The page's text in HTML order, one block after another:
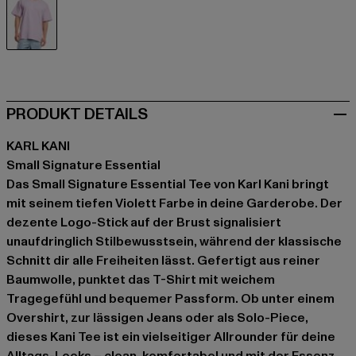
PRODUKT DETAILS
KARL KANI
Small Signature Essential
Das Small Signature Essential Tee von Karl Kani bringt
mit seinem tiefen Violett Farbe in deine Garderobe. Der
dezente Logo-Stick auf der Brust signalisiert
unaufdringlich Stilbewusstsein, während der klassische
Schnitt dir alle Freiheiten lässt. Gefertigt aus reiner
Baumwolle, punktet das T-Shirt mit weichem
Tragegefühl und bequemer Passform. Ob unter einem
Overshirt, zur lässigen Jeans oder als Solo-Piece,
dieses Kani Tee ist ein vielseitiger Allrounder für deine